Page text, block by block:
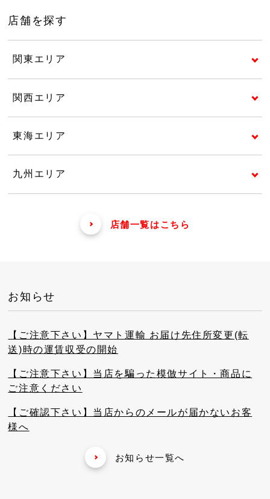
店舗を探す
関東エリア
関西エリア
東海エリア
九州エリア
店舗一覧はこちら
お知らせ
【ご注意下さい】ヤマト運輸 お届け先住所変更(転
送)時の運賃収受の開始
【ご注意下さい】当店を騙った模倣サイト・商品に
ご注意ください
【ご確認下さい】当店からのメールが届かないお客
様へ
お知らせ一覧へ